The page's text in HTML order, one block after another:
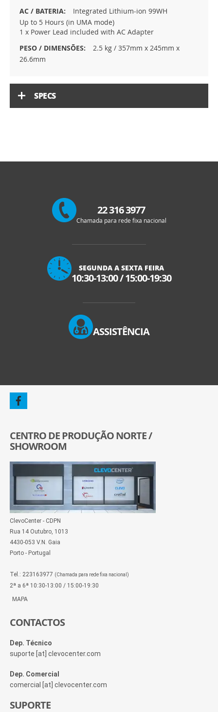
Integrated Lithium-ion 99WH
Up to 5 Hours (in UMA mode)
1 x Power Lead included with AC Adapter
2.5 kg / 357mm x 245mm x
26.6mm
SPECS
22 316 3977
Chamada para rede fixa nacional
SEGUNDA A SEXTA FEIRA
10:30-13:00/15:00-19:30
ASSISTÊNCIA
CENTRO DE PRODUÇÃO NORTE /
SHOWROOM
ClevoCenter - CDPN
Rua 14 Outubro, 1013
4430-053 V.N. Gaia
Porto - Portugal
Tel.: 223163977 (Chamada para rede fixa nacional)
2ª a 6ª 10:30-13:00 / 15:00-19:30
MAPA
CONTACTOS
Dep. Técnico
suporte [at] clevocenter.com
Dep. Comercial
comercial [at] clevocenter.com
SUPORTE